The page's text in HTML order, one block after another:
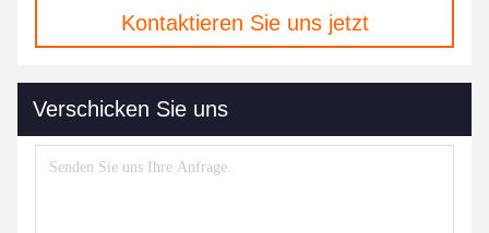
Kontaktieren Sie uns jetzt
Verschicken Sie uns